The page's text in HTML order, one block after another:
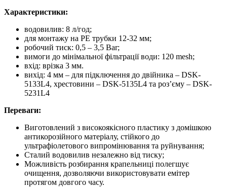
Характеристики:
водовилив: 8 л/год;
для монтажу на PE трубки 12-32 мм;
робочий тиск: 0,5 – 3,5 Bar;
вимоги до мінімальної фільтрації води: 120 mesh;
вхід: врізка 3 мм.
вихід: 4 мм – для підключення до двійника – DSK-
5133L4, хрестовини – DSK-5135L4 та роз’єму – DSK-
5231L4
Переваги:
Виготовлений з високоякісного пластику з домішкою
антикорозійного матеріалу, стійкого до
ультрафіолетового випромінювання та руйнування;
Сталий водовилив незалежно від тиску;
Можливість розбирання крапельниці полегшує
очищення, дозволяючи використовувати емітер
протягом довгого часу.